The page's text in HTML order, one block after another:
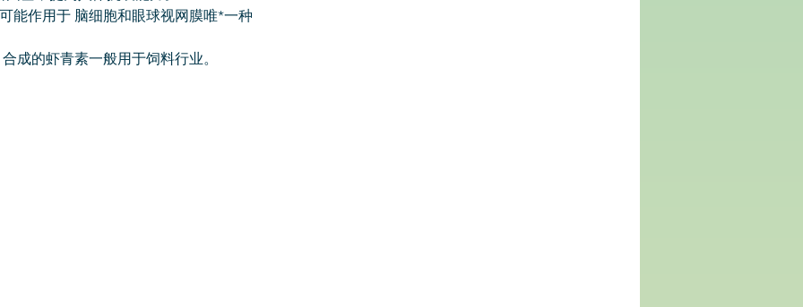
能作用于 脑细胞和眼球视网膜唯*一种
成的虾青素一般用于饲料行业。